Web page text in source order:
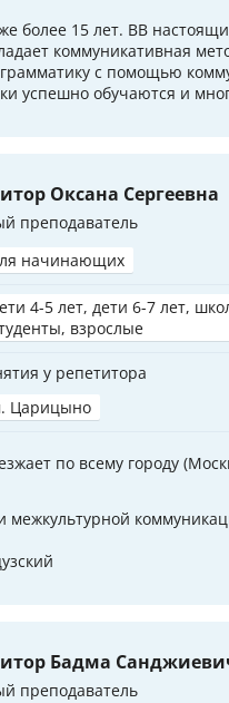
более 15 лет. ВВ
коммуникативная
с помощью
успешно обучаются и
Оксана Сергеевна
преподаватель
начинающих
4-5 лет, дети 6-7 лет,
взрослые
у репетитора
Царицыно
по всему городу
межкультурной
Бадма
преподаватель